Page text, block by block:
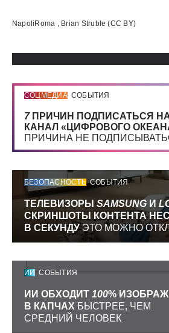
Использованные источники:
NapoliRoma , Brian Struble (CC BY)
СОЦМЕДИА СОБЫТИЯ
7 ПРИЧИН ПОДПИСАТЬСЯ
КАНАЛ «ЦИФРОВОГО
ПРИЧИНА НЕ
БЕЗОПАСНОСТЬ СОБЫТИЯ
ТЕЛЕВИЗОРЫ SAMSUNG И
СКРИНШОТЫ КОНТЕНТА
В СЕКУНДУЭТО МОЖНО
ИИ СОБЫТИЯ
ИИ ОБХОДИТ 100%
В КАПЧАХ БЫСТРЕЕ, ЧЕМ
СРЕДНИЙ ЧЕЛОВЕК